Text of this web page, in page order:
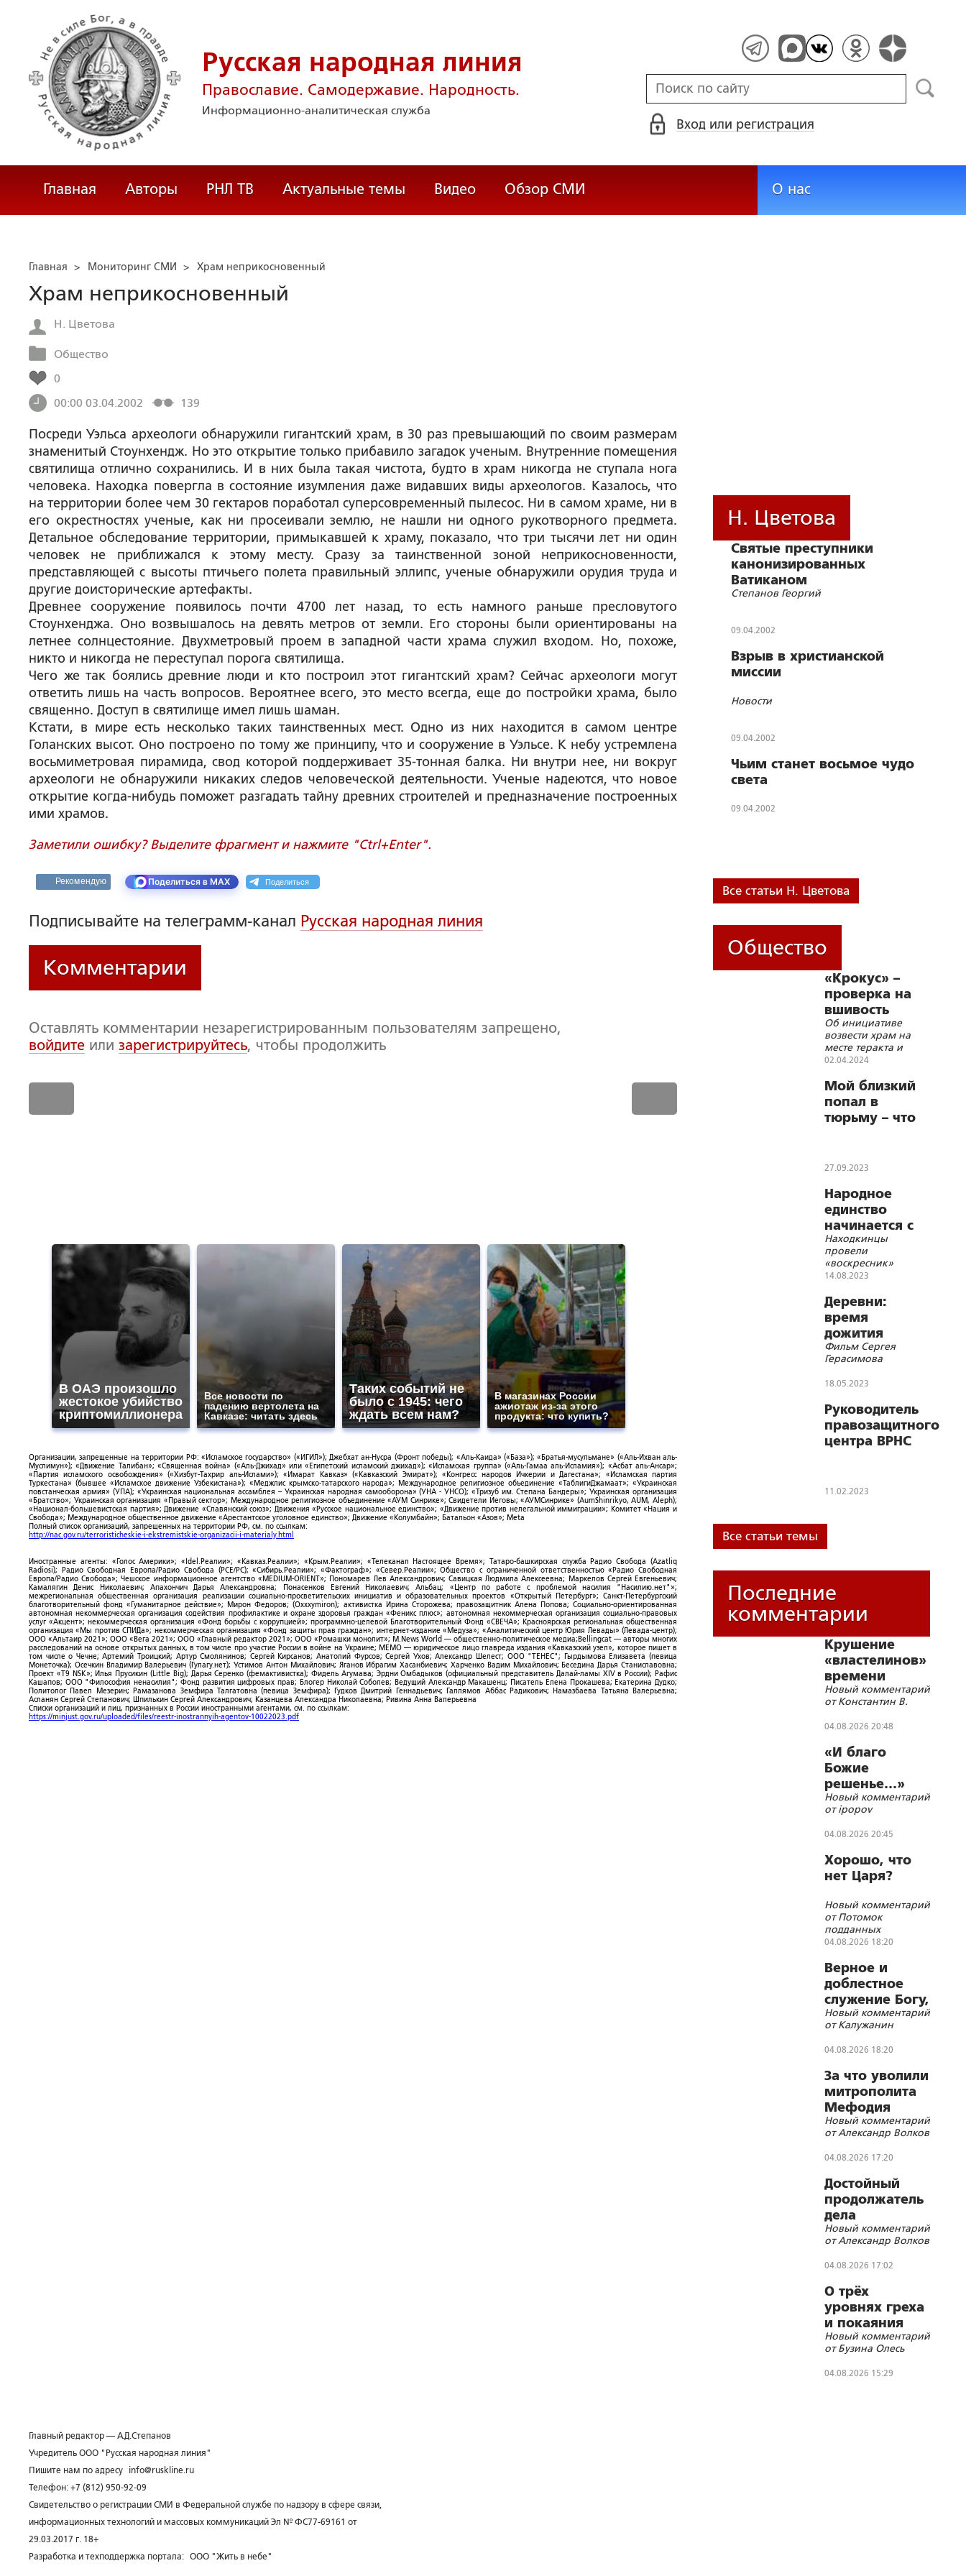
Русская народная линия
Православие. Самодержавие. Народность.
Информационно-аналитическая служба
Вход или регистрация
Главная Авторы РНЛ ТВ Актуальные темы Видео Обзор СМИ О нас
Главная > Мониторинг СМИ > Храм неприкосновенный
Храм неприкосновенный
Н. Цветова
Общество
0
00:00 03.04.2002
139
Посреди Уэльса археологи обнаружили гигантский храм, в 30 раз превышающий по своим размерам
знаменитый Стоунхендж. Но это открытие только прибавило загадок ученым. Внутренние помещения
святилища отлично сохранились. И в них была такая чистота, будто в храм никогда не ступала нога
человека. Находка повергла в состояние изумления даже видавших виды археологов. Казалось, что
на территории более чем 30 гектаров поработал суперсовременный пылесос. Ни в самом храме, ни в
его окрестностях ученые, как ни просеивали землю, не нашли ни одного рукотворного предмета.
Детальное обследование территории, примыкавшей к храму, показало, что три тысячи лет ни один
человек не приближался к этому месту. Сразу за таинственной зоной неприкосновенности,
представляющей с высоты птичьего полета правильный эллипс, ученые обнаружили орудия труда и
другие доисторические артефакты.
Древнее сооружение появилось почти 4700 лет назад, то есть намного раньше пресловутого
Стоунхенджа. Оно возвышалось на девять метров от земли. Его стороны были ориентированы на
летнее солнцестояние. Двухметровый проем в западной части храма служил входом. Но, похоже,
никто и никогда не переступал порога святилища.
Чего же так боялись древние люди и кто построил этот гигантский храм? Сейчас археологи могут
ответить лишь на часть вопросов. Вероятнее всего, это место всегда, еще до постройки храма, было
священно. Доступ в святилище имел лишь шаман.
Кстати, в мире есть несколько таких таинственных мест. Одно из них находится в самом центре
Голанских высот. Оно построено по тому же принципу, что и сооружение в Уэльсе. К небу устремлена
восьмиметровая пирамида, свод которой поддерживает 35-тонная балка. Ни внутри нее, ни вокруг
археологи не обнаружили никаких следов человеческой деятельности. Ученые надеются, что новое
открытие когда-нибудь поможет разгадать тайну древних строителей и предназначение построенных
ими храмов.
Заметили ошибку? Выделите фрагмент и нажмите "Ctrl+Enter".
Рекомендую Поделиться в MAX Поделиться
Подписывайте на телеграмм-канал Русская народная линия
Комментарии
Оставлять комментарии незарегистрированным пользователям запрещено,
войдите или зарегистрируйтесь, чтобы продолжить
В ОАЭ произошло
жестокое убийство
криптомиллионера
Все новости по
падению вертолета на
Кавказе: читать здесь
Таких событий не
было с 1945: чего
ждать всем нам?
В магазинах России
ажиотаж из-за этого
продукта: что купить?
Организации, запрещенные на территории РФ: «Исламское государство» («ИГИЛ»); Джебхат ан-Нусра (Фронт победы); «Аль-Каида» («База»); «Братья-мусульмане» («Аль-Ихван аль-
Муслимун»); «Движение Талибан»; «Священная война» («Аль-Джихад» или «Египетский исламский джихад»); «Исламская группа» («Аль-Гамаа аль-Исламия»); «Асбат аль-Ансар»;
«Партия исламского освобождения» («Хизбут-Тахрир аль-Ислами»); «Имарат Кавказ» («Кавказский Эмират»); «Конгресс народов Ичкерии и Дагестана»; «Исламская партия
Туркестана» (бывшее «Исламское движение Узбекистана»); «Меджлис крымско-татарского народа»; Международное религиозное объединение «ТаблигиДжамаат»; «Украинская
повстанческая армия» (УПА); «Украинская национальная ассамблея – Украинская народная самооборона» (УНА - УНСО); «Тризуб им. Степана Бандеры»; Украинская организация
«Братство»; Украинская организация «Правый сектор»; Международное религиозное объединение «АУМ Синрике»; Свидетели Иеговы; «АУМСинрике» (AumShinrikyo, AUM, Aleph);
«Национал-большевистская партия»; Движение «Славянский союз»; Движения «Русское национальное единство»; «Движение против нелегальной иммиграции»; Комитет «Нация и
Свобода»; Международное общественное движение «Арестантское уголовное единство»; Движение «Колумбайн»; Батальон «Азов»; Meta
Полный список организаций, запрещенных на территории РФ, см. по ссылкам:
http://nac.gov.ru/terroristicheskie-i-ekstremistskie-organizacii-i-materialy.html
Иностранные агенты: «Голос Америки»; «Idel.Реалии»; «Кавказ.Реалии»; «Крым.Реалии»; «Телеканал Настоящее Время»; Татаро-башкирская служба Радио Свобода (Azatliq
Radiosi); Радио Свободная Европа/Радио Свобода (PCE/PC); «Сибирь.Реалии»; «Фактограф»; «Север.Реалии»; Общество с ограниченной ответственностью «Радио Свободная
Европа/Радио Свобода»; Чешское информационное агентство «MEDIUM-ORIENT»; Пономарев Лев Александрович; Савицкая Людмила Алексеевна; Маркелов Сергей Евгеньевич;
Камалягин Денис Николаевич; Апахончич Дарья Александровна; Понасенков Евгений Николаевич; Альбац; «Центр по работе с проблемой насилия "Насилию.нет"»;
межрегиональная общественная организация реализации социально-просветительских инициатив и образовательных проектов «Открытый Петербург»; Санкт-Петербургский
благотворительный фонд «Гуманитарное действие»; Мирон Федоров; (Oxxxymiron); активистка Ирина Сторожева; правозащитник Алена Попова; Социально-ориентированная
автономная некоммерческая организация содействия профилактике и охране здоровья граждан «Феникс плюс»; автономная некоммерческая организация социально-правовых
услуг «Акцент»; некоммерческая организация «Фонд борьбы с коррупцией»; программно-целевой Благотворительный Фонд «СВЕЧА»; Красноярская региональная общественная
организация «Мы против СПИДа»; некоммерческая организация «Фонд защиты прав граждан»; интернет-издание «Медуза»; «Аналитический центр Юрия Левады» (Левада-центр);
ООО «Альтаир 2021»; ООО «Вега 2021»; ООО «Главный редактор 2021»; ООО «Ромашки монолит»; M.News World — общественно-политическое медиа;Bellingcat — авторы многих
расследований на основе открытых данных, в том числе про участие России в войне на Украине; МЕМО — юридическое лицо главреда издания «Кавказский узел», которое пишет в
том числе о Чечне; Артемий Троицкий; Артур Смолянинов; Сергей Кирсанов; Анатолий Фурсов; Сергей Ухов; Александр Шелест; ООО "ТЕНЕС"; Гырдымова Елизавета (певица
Монеточка); Осечкин Владимир Валерьевич (Гулагу.нет); Устимов Антон Михайлович; Яганов Ибрагим Хасанбиевич; Харченко Вадим Михайлович; Беседина Дарья Станиславовна;
Проект «T9 NSK»; Илья Прусикин (Little Big); Дарья Серенко (фемактивистка); Фидель Агумава; Эрдни Омбадыков (официальный представитель Далай-ламы XIV в России); Рафис
Кашапов; ООО "Философия ненасилия"; Фонд развития цифровых прав; Блогер Николай Соболев; Ведущий Александр Макашенц; Писатель Елена Прокашева; Екатерина Дудко;
Политолог Павел Мезерин; Рамазанова Земфира Талгатовна (певица Земфира); Гудков Дмитрий Геннадьевич; Галлямов Аббас Радикович; Намазбаева Татьяна Валерьевна;
Асланян Сергей Степанович; Шпилькин Сергей Александрович; Казанцева Александра Николаевна; Ривина Анна Валерьевна
Списки организаций и лиц, признанных в России иностранными агентами, см. по ссылкам:
https://minjust.gov.ru/uploaded/files/reestr-inostrannyih-agentov-10022023.pdf
Н. Цветова
Святые преступники
канонизированных
Ватиканом
Степанов Георгий
09.04.2002
Взрыв в христианской
миссии
Новости
09.04.2002
Чьим станет восьмое чудо
света
09.04.2002
Все статьи Н. Цветова
Общество
«Крокус» –
проверка на
вшивость
Об инициативе
возвести храм на
месте теракта и
необходимости
роковую ошибку,
допущена
обществом и
02.04.2024
Мой близкий
попал в
тюрьму – что
27.09.2023
Народное
единство
начинается с
народного
объединения
Находкинцы
провели
«воскресник»
14.08.2023
Деревни:
время
дожития
Фильм Сергея
Герасимова
18.05.2023
Руководитель
правозащитного
центра ВРНС
Петербургской
следственного
России
11.02.2023
Все статьи темы
Последние
комментарии
Крушение
«властелинов»
времени
Новый комментарий
от Константин В.
04.08.2026 20:48
«И благо
Божие
решенье…»
Новый комментарий
от ipopov
04.08.2026 20:45
Хорошо, что
нет Царя?
Новый комментарий
от Потомок
подданных
Императора
04.08.2026 18:20
Верное и
доблестное
служение Богу,
Отечеству и
русскому
слову
Новый комментарий
от Калужанин
04.08.2026 18:20
За что уволили
митрополита
Мефодия
(Немцова)?
Новый комментарий
от Александр Волков
04.08.2026 17:20
Достойный
продолжатель
дела
Губельмана-
Ярославского
Новый комментарий
от Александр Волков
04.08.2026 17:02
О трёх
уровнях греха
и покаяния
Новый комментарий
от Бузина Олесь
04.08.2026 15:29
Главный редактор — А.Д.Степанов
Учредитель ООО "Русская народная линия"
Пишите нам по адресу
info@ruskline.ru
Телефон: +7 (812) 950-92-09
Свидетельство о регистрации СМИ в Федеральной службе по надзору в сфере связи,
информационных технологий и массовых коммуникаций Эл № ФС77-69161 от
29.03.2017 г. 18+
Разработка и техподдержка портала: ООО "Жить в небе"